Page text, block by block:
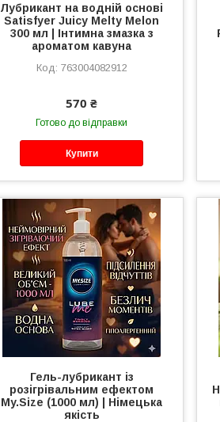
Лубрикант на водній основі
Satisfyer Juicy Melty Melon
300 мл | Інтимна змазка з
ароматом кавуна
763004082912
570 ₴
Готово до відправки
Купити
Гель-лубрикант із
розігрівальним ефектом
My.Size (1000 мл) | Німецька
якість